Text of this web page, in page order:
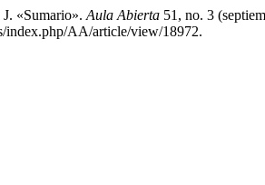
«Sumario». Aula Abierta 51, no. 3
index.php/AA/article/view/18972.